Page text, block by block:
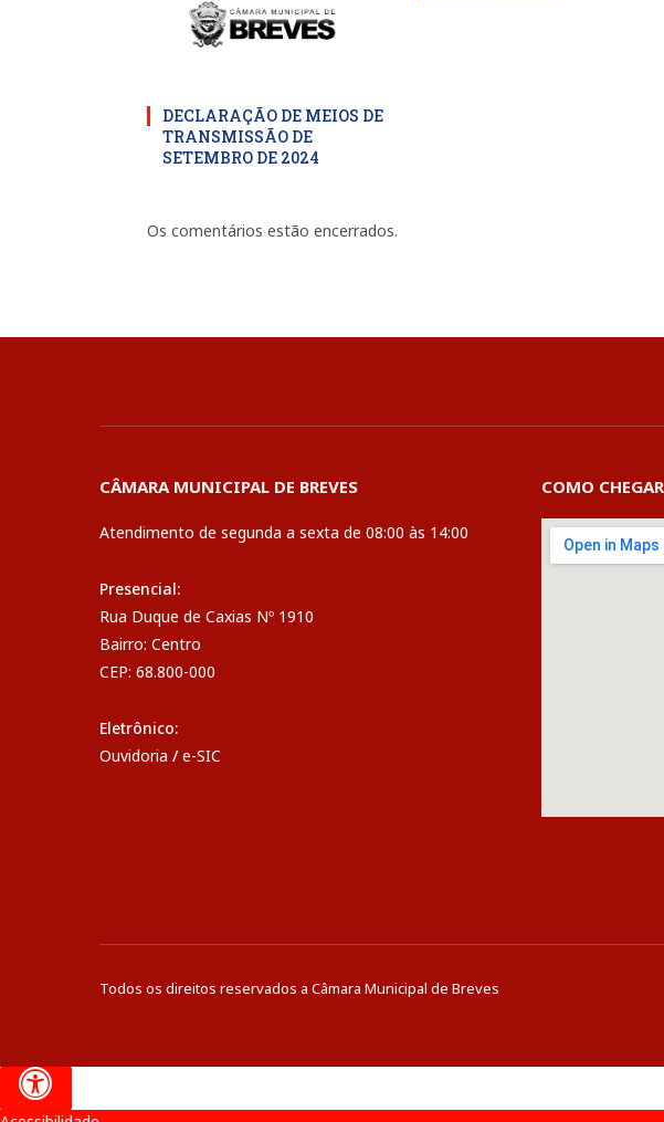
DECLARAÇÃO DE MEIOS DE
TRANSMISSÃO DE
SETEMBRO DE 2024
Os comentários estão encerrados.
CÂMARA MUNICIPAL DE BREVES
Atendimento de segunda a sexta de 08:00 às 14:00
Presencial:
Rua Duque de Caxias Nº 1910
Bairro: Centro
CEP: 68.800-000
Eletrônico:
Ouvidoria / e-SIC
COMO
Todos os direitos reservados a Câmara Municipal de Breves